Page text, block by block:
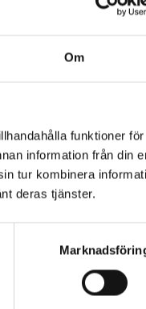
Om
funktioner för
information från din
tur kombinera
deras tjänster.